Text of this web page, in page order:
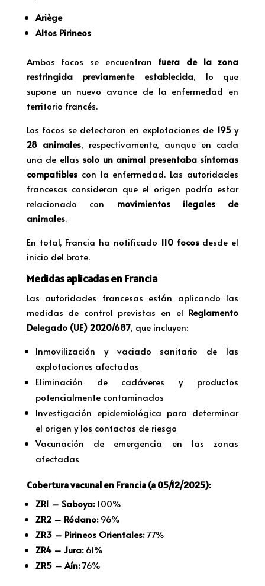
Ariège
Altos Pirineos
Ambos focos se encuentran fuera de la zona
restringida previamente establecida, lo que
supone un nuevo avance de la enfermedad en
territorio francés.
Los focos se detectaron en explotaciones de 195y
28 animales, respectivamente, aunque en cada
una de ellas solo un animal presentaba síntomas
compatiblescon la enfermedad. Las autoridades
francesas consideran que el origen podría estar
relacionado con movimientos ilegales de
animales.
En total, Francia ha notificado 110 focosdesde el
inicio del brote.
Medidas aplicadas en Francia
Las autoridades francesas están aplicando las
medidas de control previstas en el Reglamento
Delegado (UE) 2020/687, que incluyen:
Inmovilización y vaciado sanitario de las
explotaciones afectadas
Eliminación de cadáveres y productos
potencialmente contaminados
Investigación epidemiológica para determinar
el origen y los contactos de riesgo
Vacunación de emergencia en las zonas
afectadas
Cobertura vacunal en Francia (a 05/12/2025):
ZR1 – Saboya:100%
ZR2 – Ródano:96%
ZR3 – Pirineos Orientales:77%
ZR4 – Jura:61%
ZR5 – Aín:76%